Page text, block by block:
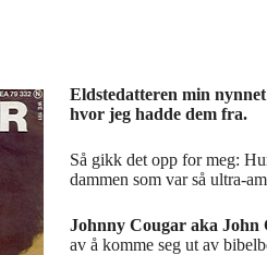
Eldstedatteren min
hvor jeg hadde dem fra.
Så gikk det opp for meg:
dammen som var så ultra-
Johnny Cougar aka John
av å komme seg ut av